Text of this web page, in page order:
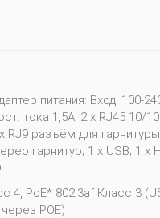
питания: Вход: 100-
тока 1,5A; 2 x RJ45 10/
RJ9 разъём для
гарнитур; 1 x USB; 1 x
4, PoE* 802.3af Класс 3
POE)